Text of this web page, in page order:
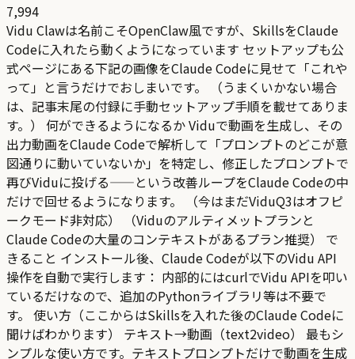
7,994
Vidu Clawは名前こそOpenClaw風ですが、SkillsをClaude
Codeに入れたら動くようになっています セットアップも公
式ページにある下記の画像をClaude Codeに見せて「これや
って」と言うだけでおしまいです。 （うまくいかない場合
は、記事末尾の付録に手動セットアップ手順を載せてありま
す。） 何ができるようになるか Viduで動画を生成し、その
出力動画をClaude Codeで解析して「プロンプトのどこが意
図通りに動いていないか」を特定し、修正したプロンプトで
再びViduに投げる——という改善ループをClaude Codeの中
だけで回せるようになります。 （今はまだViduQ3はオフピ
ークモード非対応） （Viduのアルティメットプランと
Claude Codeの大量のコンテキストがあるプラン推奨） で
きること インストール後、Claude Codeが以下のVidu API
操作を自動で実行します： 内部的にはcurlでVidu APIを叩い
ているだけなので、追加のPythonライブラリ等は不要で
す。 使い方（ここからはSkillsを入れた後のClaude Codeに
聞けばわかります） テキスト→動画（text2video） 最もシ
ンプルな使い方です。テキストプロンプトだけで動画を生成